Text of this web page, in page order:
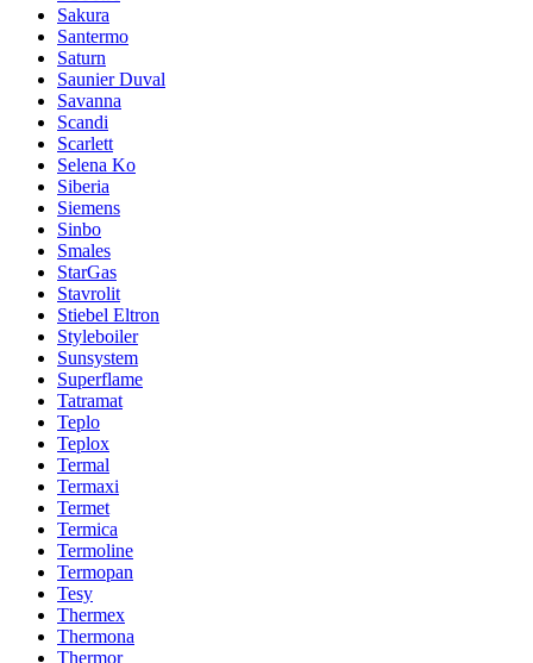
Sakura
Santermo
Saturn
Saunier Duval
Savanna
Scandi
Scarlett
Selena Ko
Siberia
Siemens
Sinbo
Smales
StarGas
Stavrolit
Stiebel Eltron
Styleboiler
Sunsystem
Superflame
Tatramat
Teplo
Teplox
Termal
Termaxi
Termet
Termica
Termoline
Termopan
Tesy
Thermex
Thermona
Thermor